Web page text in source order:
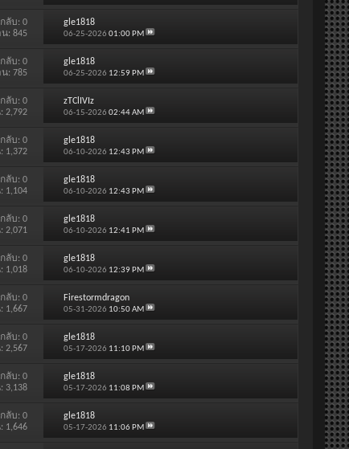
ลับ:0
: 845
gle1818
06-25-2026 01:00 PM
ลับ:0
: 785
gle1818
06-25-2026 12:59 PM
ลับ:0
2,792
zTClIVIz
06-15-2026 02:44 AM
ลับ:0
1,372
gle1818
06-10-2026 12:43 PM
ลับ:0
1,104
gle1818
06-10-2026 12:43 PM
ลับ:0
2,071
gle1818
06-10-2026 12:41 PM
ลับ:0
1,018
gle1818
06-10-2026 12:39 PM
ลับ:0
1,667
Firestormdragon
05-31-2026 10:50 AM
ลับ:0
2,567
gle1818
05-17-2026 11:10 PM
ลับ:0
3,138
gle1818
05-17-2026 11:08 PM
ลับ:0
1,646
gle1818
05-17-2026 11:06 PM